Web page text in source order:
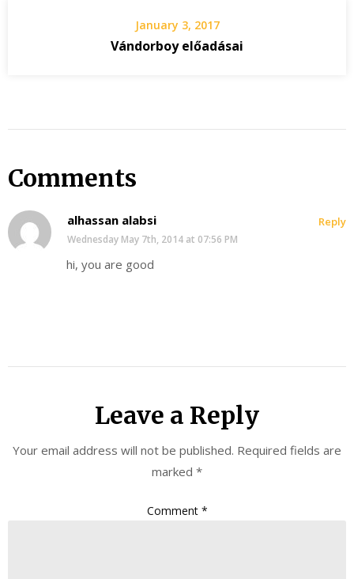
January 3, 2017
Vándorboy előadásai
Comments
alhassan alabsi
Wednesday May 7th, 2014 at 07:56 PM
hi, you are good
Reply
Leave a Reply
Your email address will not be published. Required fields are
marked *
Comment *